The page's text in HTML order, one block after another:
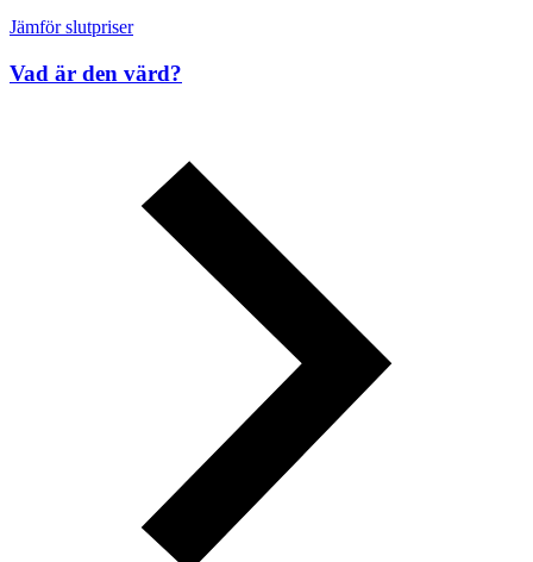
Jämför slutpriser
Vad är den värd?